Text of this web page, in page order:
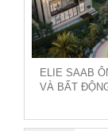
ELIE SAAB
VÀ BẤT